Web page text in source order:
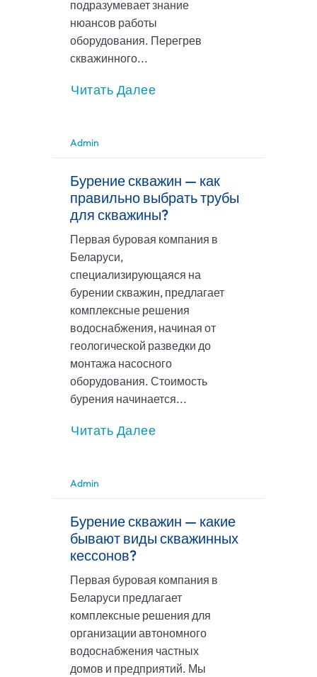
подразумевает знание
нюансов работы
оборудования. Перегрев
скважинного...
Читать Далее
Admin
Бурение скважин — как
правильно выбрать трубы
для скважины?
Первая буровая компания в
Беларуси,
специализирующаяся на
бурении скважин, предлагает
комплексные решения
водоснабжения, начиная от
геологической разведки до
монтажа насосного
оборудования. Стоимость
бурения начинается...
Читать Далее
Admin
Бурение скважин — какие
бывают виды скважинных
кессонов?
Первая буровая компания в
Беларуси предлагает
комплексные решения для
организации автономного
водоснабжения частных
домов и предприятий. Мы